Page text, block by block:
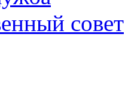
совет